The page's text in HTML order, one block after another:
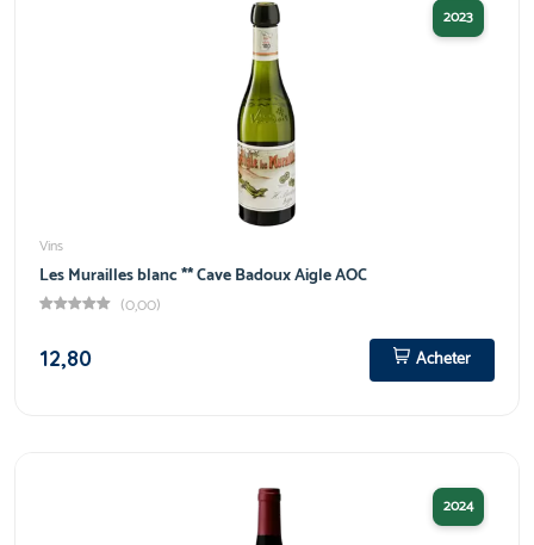
2023
Vins
Les Murailles blanc ** Cave Badoux Aigle AOC
(0,00)
12,80
Acheter
2024